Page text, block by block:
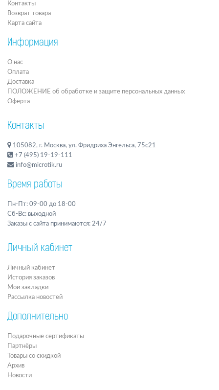
Контакты
Возврат товара
Карта сайта
Информация
О нас
Оплата
Доставка
ПОЛОЖЕНИЕ об обработке и защите персональных данных
Оферта
Контакты
105082, г. Москва, ул. Фридриха Энгельса, 75с21
+7 (495) 19-19-111
info@microtik.ru
Время работы
Пн-Пт: 09-00 до 18-00
Сб-Вс: выходной
Заказы с сайта принимаются: 24/7
Личный кабинет
Личный кабинет
История заказов
Мои закладки
Рассылка новостей
Дополнительно
Подарочные сертификаты
Партнёры
Товары со скидкой
Архив
Новости